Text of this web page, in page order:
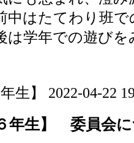
中はたてわり班
は学年での遊び
年生】 2022-04-22
年生】 委員会